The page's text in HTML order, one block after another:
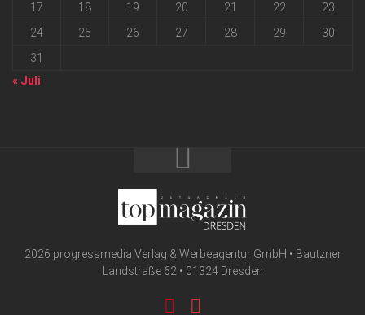
17
18 19 20 21 22
23
24
25 26 27 28 29
30
31
« Juli
2026 progressmedia Verlag & Werbeagentur GmbH • Bautzner
Landstraße 62 • 01324 Dresden